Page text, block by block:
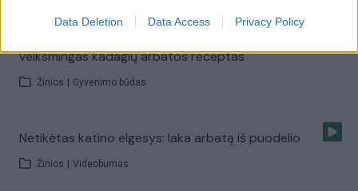
Data Deletion Data Access Privacy Policy
veiksmingas kadagių arbatos receptas
Žinios Gyvenimo būdas
Netikėtas katino elgesys: laka arbatą iš puodelio
Žinios Videobumas